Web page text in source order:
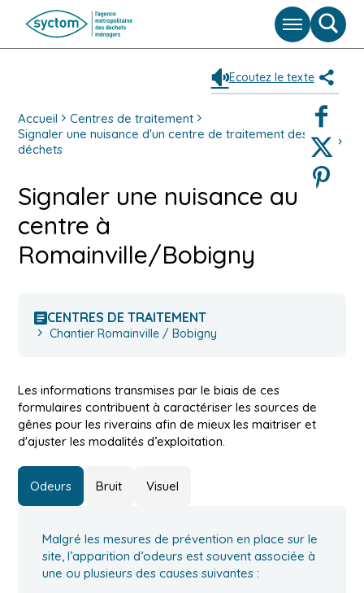
Menu
de
Ecoutez le texte
Twitter
Pinterest
Accueil
Centres de traitement
Signaler une nuisance d'un centre de traitement des
déchets
Signaler une nuisance au
centre à
Romainville/Bobigny
CENTRES DE TRAITEMENT
Chantier Romainville / Bobigny
Les informations transmises par le biais de ces
formulaires contribuent à caractériser les sources de
gênes pour les riverains afin de mieux les maitriser et
d'ajuster les modalités d’exploitation.
Odeurs Bruit Visuel
Malgré les mesures de prévention en place sur le
site, l’apparition d’odeurs est souvent associée à
une ou plusieurs des causes suivantes :